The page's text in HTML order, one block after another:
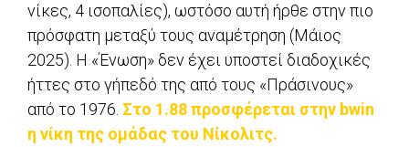
νίκες, 4 ισοπαλίες), ωστόσο αυτή ήρθε στην πιο
πρόσφατη μεταξύ τους αναμέτρηση (Μάιος
2025). Η «Ένωση» δεν έχει υποστεί διαδοχικές
ήττες στο γήπεδό της από τους «Πράσινους»
από το 1976. Στο 1.88 προσφέρεται στην bwin
η νίκη της ομάδας του Νίκολιτς.